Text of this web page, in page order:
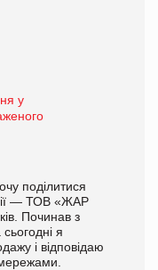
у
поділитися
— ТОВ «ЖАР
Починав з
я
і відповідаю